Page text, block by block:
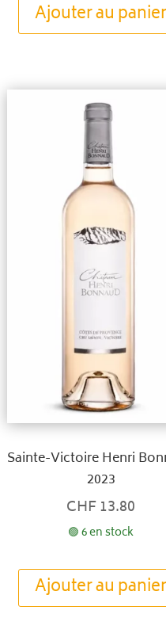
Ajouter au panier
Sainte-Victoire Henri
2023
CHF13.80
🟢 6 en stock
Ajouter au panier